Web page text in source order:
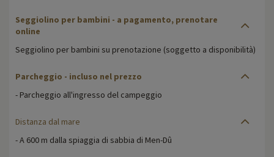
Seggiolino per bambini - a pagamento, prenotare
online
Seggiolino per bambini su prenotazione (soggetto a disponibilità)
Parcheggio - incluso nel prezzo
- Parcheggio all'ingresso del campeggio
Distanza dal mare
- A 600 m dalla spiaggia di sabbia di Men-Dû